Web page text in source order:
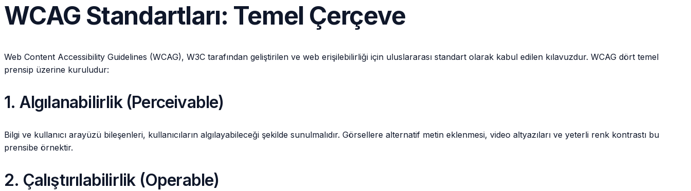
WCAG Standartları: Temel Çerçeve
Web Content Accessibility Guidelines (WCAG), W3C tarafından geliştirilen ve web erişilebilirliği için uluslararası standart olarak kabul edilen kılavuzdur. WCAG dört temel
prensip üzerine kuruludur:
1. Algılanabilirlik (Perceivable)
Bilgi ve kullanıcı arayüzü bileşenleri, kullanıcıların algılayabileceği şekilde sunulmalıdır. Görsellere alternatif metin eklenmesi, video altyazıları ve yeterli renk kontrastı bu
prensibe örnektir.
2. Çalıştırılabilirlik (Operable)